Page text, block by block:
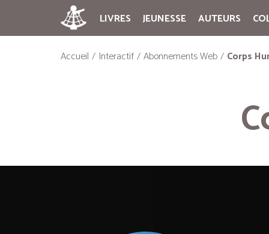
LIVRES JEUNESSE AUTEURS
Accueil Interactif Abonnements Web Corps